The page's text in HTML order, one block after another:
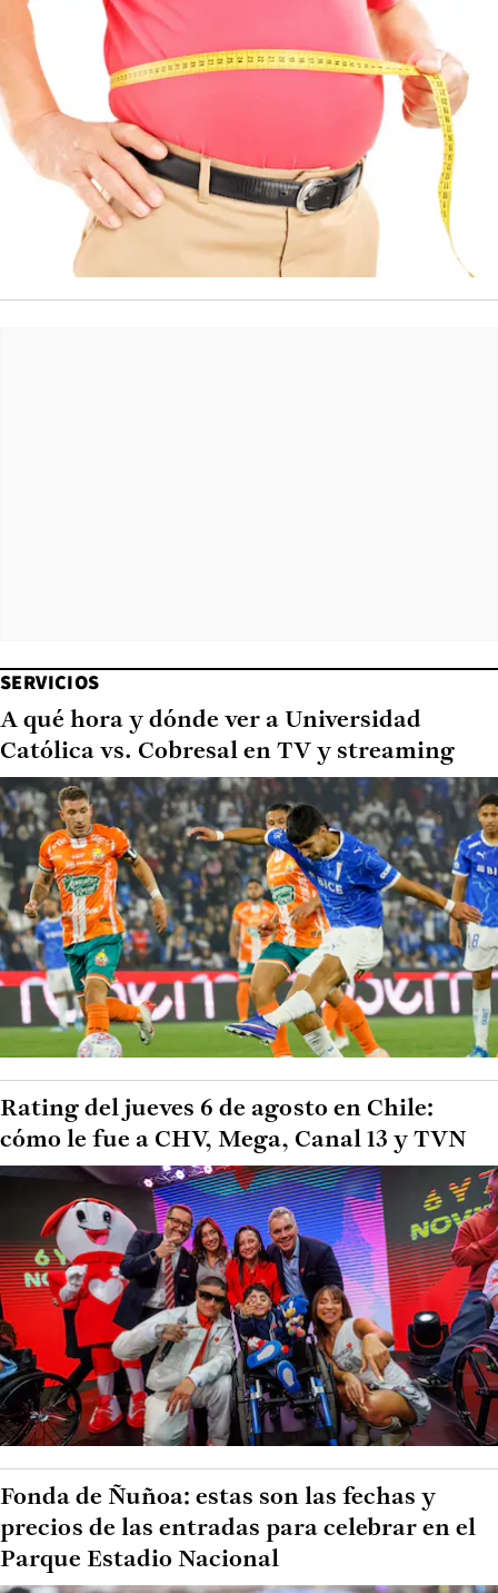
SERVICIOS
A qué hora y dónde ver a Universidad
Católica vs. Cobresal en TV y streaming
Rating del jueves 6 de agosto en Chile:
cómo le fue a CHV, Mega, Canal 13 y TVN
Fonda de Ñuñoa: estas son las fechas y
precios de las entradas para celebrar en el
Parque Estadio Nacional